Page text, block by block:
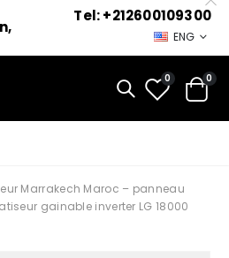
Tel: +212600109300
ENG
0 0
Marrakech Maroc – panneau
gainable inverter LG 18000